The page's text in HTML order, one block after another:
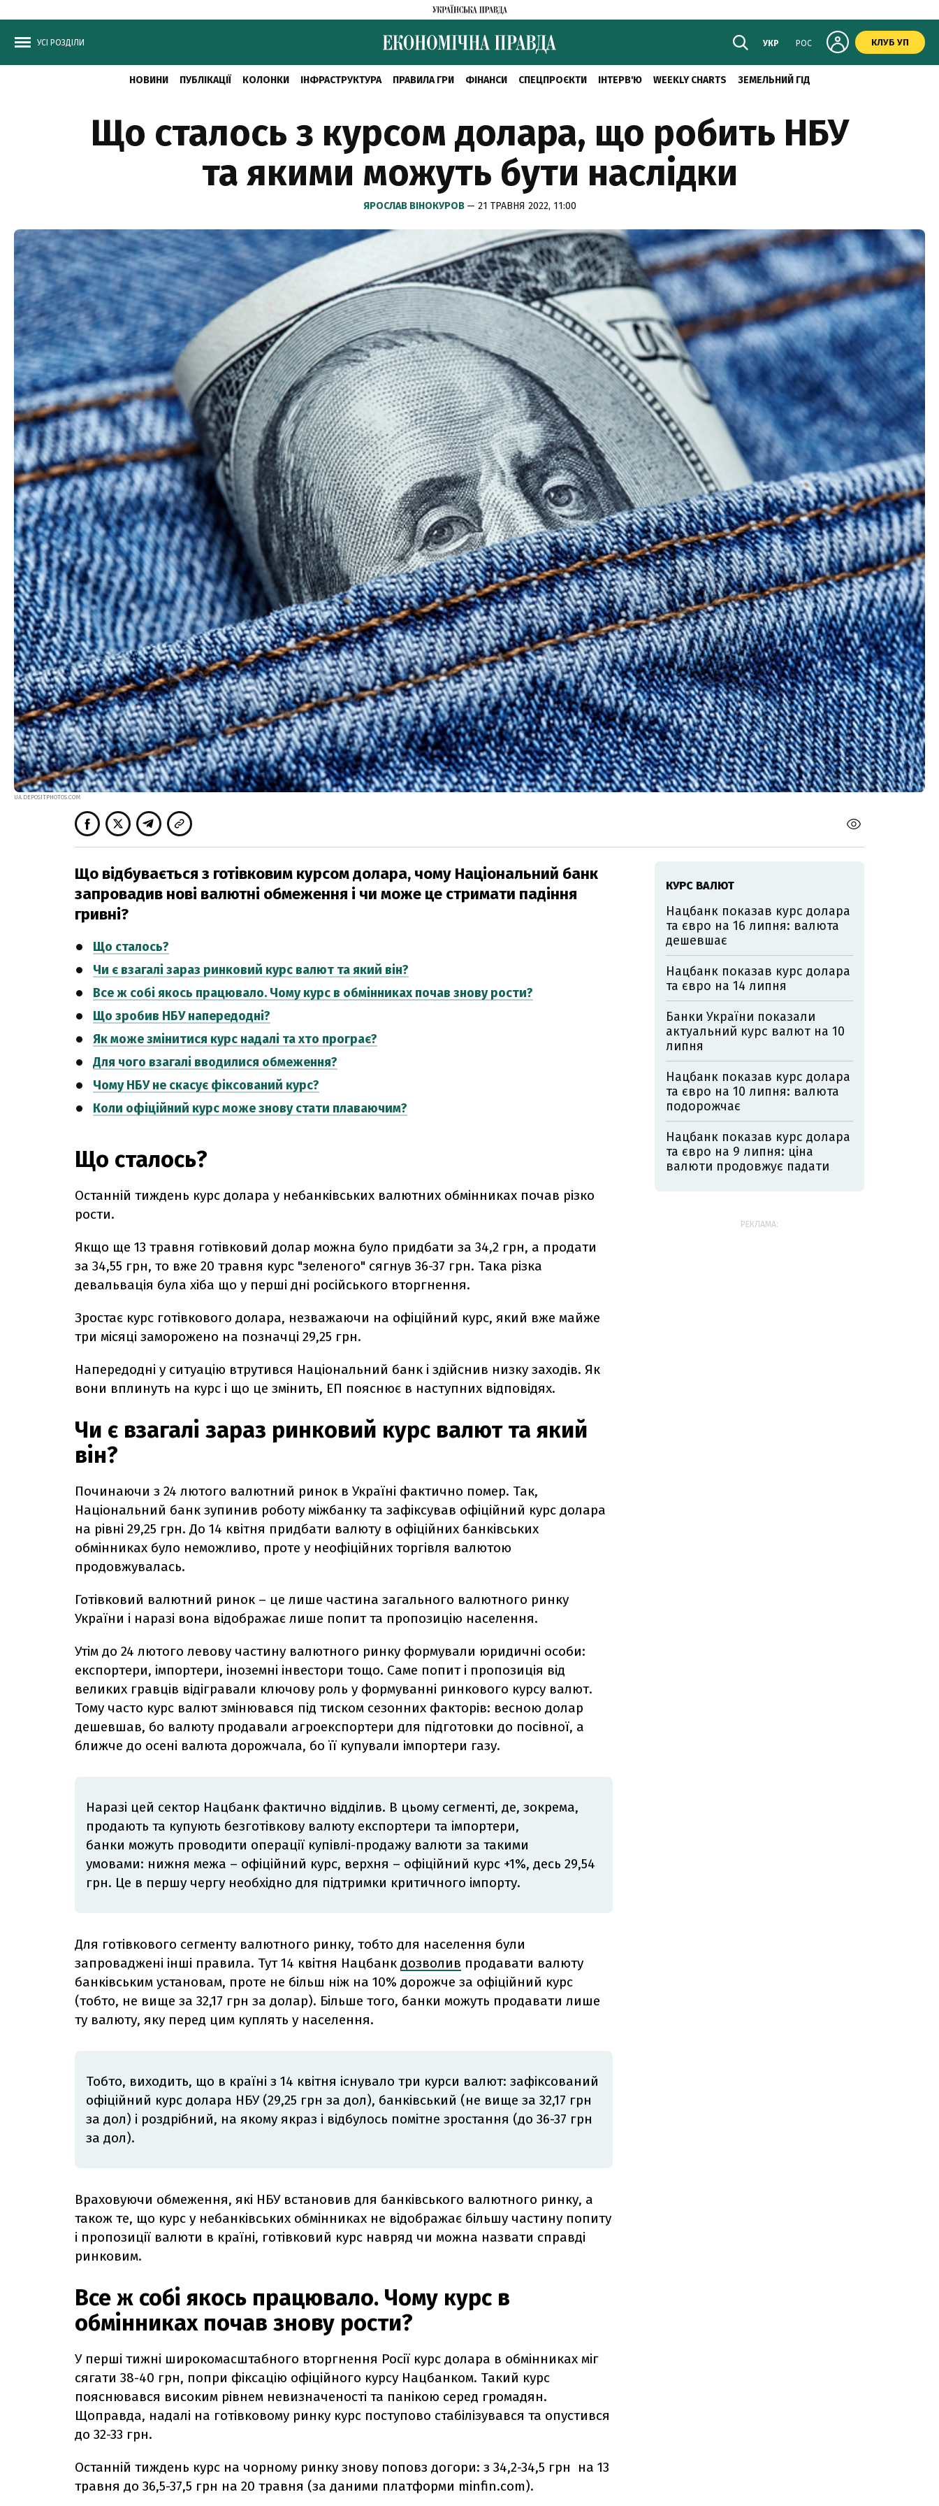
УСІ РОЗДІЛИ УКР РОС КЛУБ УП
НОВИНИ ПУБЛІКАЦІЇ КОЛОНКИ ІНФРАСТРУКТУРА ПРАВИЛА ГРИ ФІНАНСИ СПЕЦПРОЄКТИ ІНТЕРВ'Ю WEEKLY CHARTS ЗЕМЕЛЬНИЙ ГІД
Що сталось з курсом долара, що робить НБУ
та якими можуть бути наслідки
ЯРОСЛАВ ВІНОКУРОВ — 21 ТРАВНЯ 2022, 11:00
UA.DEPOSITPHOTOS.COM
Що відбувається з готівковим курсом долара, чому Національний банк
запровадив нові валютні обмеження і чи може це стримати падіння
гривні?
Що сталось?
Чи є взагалі зараз ринковий курс валют та який він?
Все ж собі якось працювало. Чому курс в обмінниках почав знову рости?
Що зробив НБУ напередодні?
Як може змінитися курс надалі та хто програє?
Для чого взагалі вводилися обмеження?
Чому НБУ не скасує фіксований курс?
Коли офіційний курс може знову стати плаваючим?
Що сталось?
Останній тиждень курс долара у небанківських валютних обмінниках почав різко
рости.
Якщо ще 13 травня готівковий долар можна було придбати за 34,2 грн, а продати
за 34,55 грн, то вже 20 травня курс "зеленого" сягнув 36-37 грн. Така різка
девальвація була хіба що у перші дні російського вторгнення.
Зростає курс готівкового долара, незважаючи на офіційний курс, який вже майже
три місяці заморожено на позначці 29,25 грн.
Напередодні у ситуацію втрутився Національний банк і здійснив низку заходів. Як
вони вплинуть на курс і що це змінить, ЕП пояснює в наступних відповідях.
Чи є взагалі зараз ринковий курс валют та який
він?
Починаючи з 24 лютого валютний ринок в Україні фактично помер. Так,
Національний банк зупинив роботу міжбанку та зафіксував офіційний курс долара
на рівні 29,25 грн. До 14 квітня придбати валюту в офіційних банківських
обмінниках було неможливо, проте у неофіційних торгівля валютою
продовжувалась.
Готівковий валютний ринок – це лише частина загального валютного ринку
України і наразі вона відображає лише попит та пропозицію населення.
Утім до 24 лютого левову частину валютного ринку формували юридичні особи:
експортери, імпортери, іноземні інвестори тощо. Саме попит і пропозиція від
великих гравців відігравали ключову роль у формуванні ринкового курсу валют.
Тому часто курс валют змінювався під тиском сезонних факторів: весною долар
дешевшав, бо валюту продавали агроекспортери для підготовки до посівної, а
ближче до осені валюта дорожчала, бо її купували імпортери газу.
Наразі цей сектор Нацбанк фактично відділив. В цьому сегменті, де, зокрема,
продають та купують безготівкову валюту експортери та імпортери,
банки можуть проводити операції купівлі-продажу валюти за такими
умовами: нижня межа – офіційний курс, верхня – офіційний курс +1%, десь 29,54
грн. Це в першу чергу необхідно для підтримки критичного імпорту.
Для готівкового сегменту валютного ринку, тобто для населення були
запроваджені інші правила. Тут 14 квітня Нацбанк дозволив продавати валюту
банківським установам, проте не більш ніж на 10% дорожче за офіційний курс
(тобто, не вище за 32,17 грн за долар). Більше того, банки можуть продавати лише
ту валюту, яку перед цим куплять у населення.
Тобто, виходить, що в країні з 14 квітня існувало три курси валют: зафіксований
офіційний курс долара НБУ (29,25 грн за дол), банківський (не вище за 32,17 грн
за дол) і роздрібний, на якому якраз і відбулось помітне зростання (до 36-37 грн
за дол).
Враховуючи обмеження, які НБУ встановив для банківського валютного ринку, а
також те, що курс у небанківських обмінниках не відображає більшу частину попиту
і пропозиції валюти в країні, готівковий курс навряд чи можна назвати справді
ринковим.
Все ж собі якось працювало. Чому курс в
обмінниках почав знову рости?
У перші тижні широкомасштабного вторгнення Росії курс долара в обмінниках міг
сягати 38-40 грн, попри фіксацію офіційного курсу Нацбанком. Такий курс
пояснювався високим рівнем невизначеності та панікою серед громадян.
Щоправда, надалі на готівковому ринку курс поступово стабілізувався та опустився
до 32-33 грн.
Останній тиждень курс на чорному ринку знову поповз догори: з 34,2-34,5 грн на 13
травня до 36,5-37,5 грн на 20 травня (за даними платформи minfin.com).
КУРС ВАЛЮТ
Нацбанк показав курс долара
та євро на 16 липня: валюта
дешевшає
Нацбанк показав курс долара
та євро на 14 липня
Банки України показали
актуальний курс валют на 10
липня
Нацбанк показав курс долара
та євро на 10 липня: валюта
подорожчає
Нацбанк показав курс долара
та євро на 9 липня: ціна
валюти продовжує падати
РЕКЛАМА: